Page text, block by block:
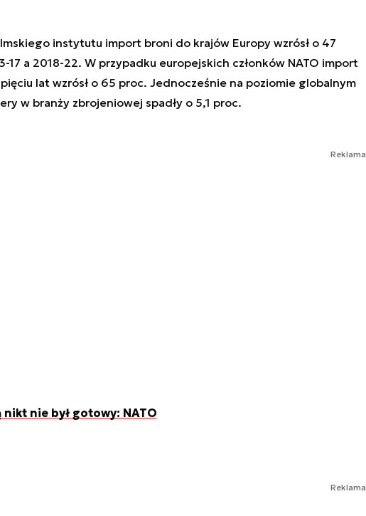
instytutu import broni do krajów Europy wzrósł o 47
17 a 2018-22. W przypadku europejskich członków NATO import
lat wzrósł o 65 proc. Jednocześnie na poziomie globalnym
w branży zbrojeniowej spadły o 5,1 proc.
Reklama
nie był gotowy: NATO
Reklama